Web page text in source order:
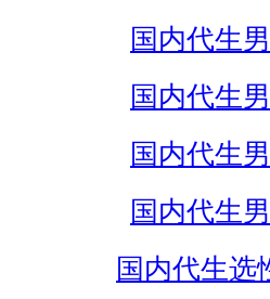
国内代生
国内代生
国内代生
国内代生
国内代生选